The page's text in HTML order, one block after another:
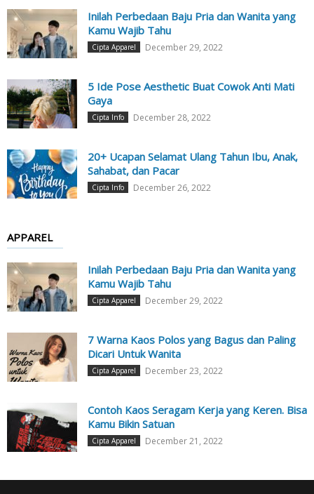
Inilah Perbedaan Baju Pria dan Wanita yang
Kamu Wajib Tahu
Cipta Apparel December 29, 2022
5 Ide Pose Aesthetic Buat Cowok Anti Mati
Gaya
Cipta Info December 28, 2022
20+ Ucapan Selamat Ulang Tahun Ibu, Anak,
Sahabat, dan Pacar
Cipta Info December 26, 2022
APPAREL
Inilah Perbedaan Baju Pria dan Wanita yang
Kamu Wajib Tahu
Cipta Apparel December 29, 2022
7 Warna Kaos Polos yang Bagus dan Paling
Dicari Untuk Wanita
Cipta Apparel December 23, 2022
Contoh Kaos Seragam Kerja yang Keren. Bisa
Kamu Bikin Satuan
Cipta Apparel December 21, 2022